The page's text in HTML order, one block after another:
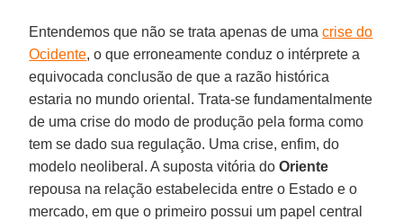
Entendemos que não se trata apenas de umacrise do
Ocidente, o que erroneamente conduz o intérprete a
equivocada conclusão de que a razão histórica
estaria no mundo oriental. Trata-se fundamentalmente
de uma crise do modo de produção pela forma como
tem se dado sua regulação. Uma crise, enfim, do
modelo neoliberal. A suposta vitória doOriente
repousa na relação estabelecida entre o Estado e o
mercado, em que o primeiro possui um papel central